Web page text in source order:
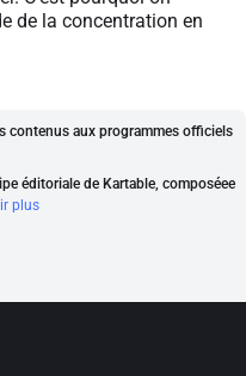
de la concentration en
contenus aux programmes officiels
éditoriale de Kartable, composéee
plus